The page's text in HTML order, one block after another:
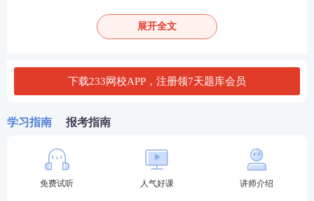
整理易错题
把真题中做错的题都统一抄进错题本里，附上答案解
析和相关知识点。一本好的错题集比你死记硬背知识
点一万遍都管用。
是陷阱，哪些是难点，这些知识点可能会以什么角度
命题，你会更有把握。
展开全文
下载233网校APP，注册领7天题库会员
学习指南 报考指南
免费试听 人气好课 讲师介绍